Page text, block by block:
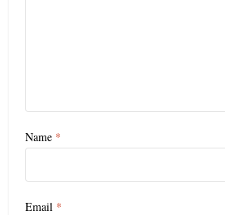
Name *
Email *